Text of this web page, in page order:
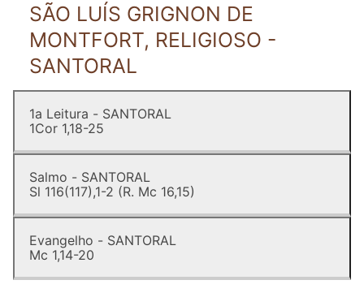
SÃO LUÍS GRIGNON DE
MONTFORT, RELIGIOSO -
SANTORAL
1a Leitura - SANTORAL
1Cor 1,18-25
Salmo - SANTORAL
Sl 116(117),1-2 (R. Mc 16,15)
Evangelho - SANTORAL
Mc 1,14-20